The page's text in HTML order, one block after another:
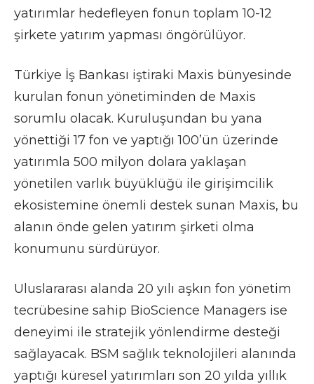
yatırımlar hedefleyen fonun toplam 10-12
şirkete yatırım yapması öngörülüyor.
Türkiye İş Bankası iştiraki Maxis bünyesinde
kurulan fonun yönetiminden de Maxis
sorumlu olacak. Kuruluşundan bu yana
yönettiği 17 fon ve yaptığı 100’ün üzerinde
yatırımla 500 milyon dolara yaklaşan
yönetilen varlık büyüklüğü ile girişimcilik
ekosistemine önemli destek sunan Maxis, bu
alanın önde gelen yatırım şirketi olma
konumunu sürdürüyor.
Uluslararası alanda 20 yılı aşkın fon yönetim
tecrübesine sahip BioScience Managers ise
deneyimi ile stratejik yönlendirme desteği
sağlayacak. BSM sağlık teknolojileri alanında
yaptığı küresel yatırımları son 20 yılda yıllık